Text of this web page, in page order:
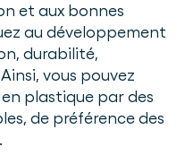
et aux bonnes
au développement
durabilité,
vous pouvez
plastique par des
de préférence des